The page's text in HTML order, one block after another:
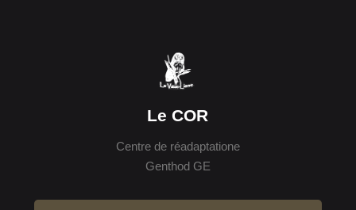
Le COR
Centre de réadaptatione
Genthod GE